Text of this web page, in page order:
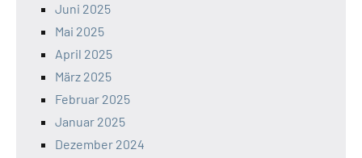
Juni 2025
Mai 2025
April 2025
März 2025
Februar 2025
Januar 2025
Dezember 2024